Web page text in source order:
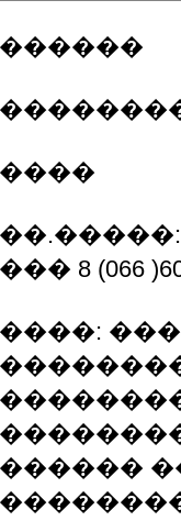
������
����
��� 8 (066
����:
������